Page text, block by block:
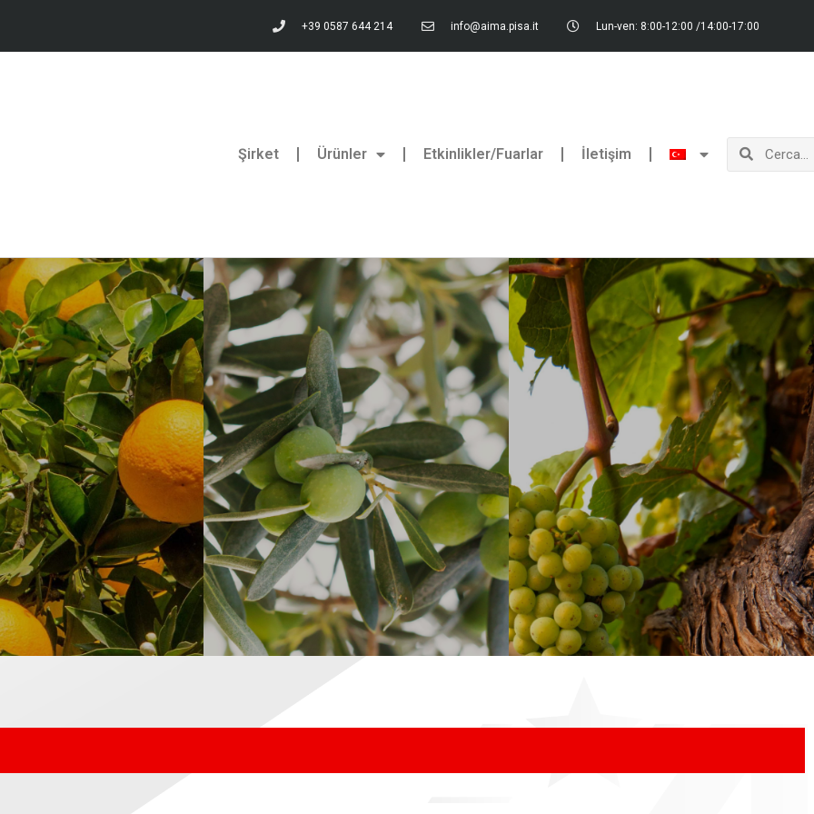
+39 0587 644 214 info@aima.pisa.it Lun-ven: 8:00-12:00 /14:00-17:00
Şirket Ürünler Etkinlikler/Fuarlar İletişim Ara Ara